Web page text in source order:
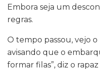
Embora seja um
regras.
O tempo passou, vejo
avisando que o
formar filas”, diz o